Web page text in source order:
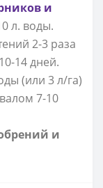
и
л. воды.
2-3 раза
14 дней.
(или 3 л/га)
7-10
и